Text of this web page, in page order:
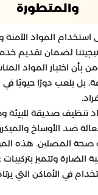
والمتطورة
استخدام المواد الآمنة
لضمان تقديم
بأن اختيار المواد
بل يلعب دورًا حيويًا
تنظيف صديقة
ضد الأوساخ
صحة المصلين. هذه
الضارة وتتميز
في الأماكن التي